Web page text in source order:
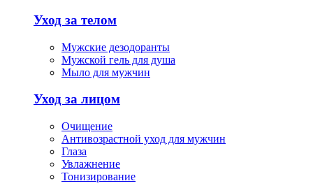
Уход за телом
Мужские дезодоранты
Мужской гель для душа
Мыло для мужчин
Уход за лицом
Очищение
Антивозрастной уход для мужчин
Глаза
Увлажнение
Тонизирование